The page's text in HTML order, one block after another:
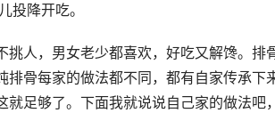
投降开吃。
人，男女老少都喜欢，好吃又解馋。排
骨每家的做法都不同，都有自家传承下
足够了。下面我就说说自己家的做法吧